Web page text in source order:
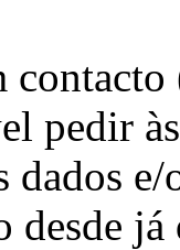
pedir
desde